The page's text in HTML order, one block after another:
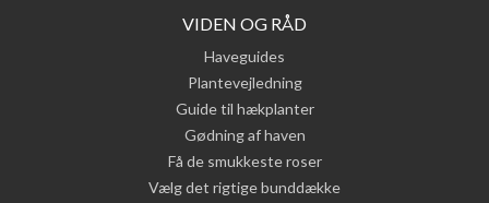
VIDEN OG RÅD
Haveguides
Plantevejledning
Guide til hækplanter
Gødning af haven
Få de smukkeste roser
Vælg det rigtige bunddække